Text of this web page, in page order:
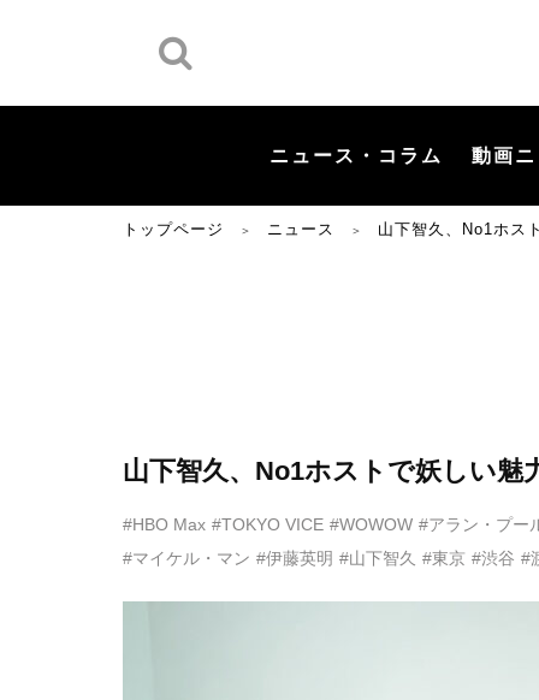
ニュース・コラム 動画
トップページ ＞ ニュース ＞ 山下智久、No1ホス
山下智久、No1ホストで妖しい
#HBO Max #TOKYO VICE #WOWOW #アラン・プー
#マイケル・マン #伊藤英明 #山下智久 #東京 #渋谷 #